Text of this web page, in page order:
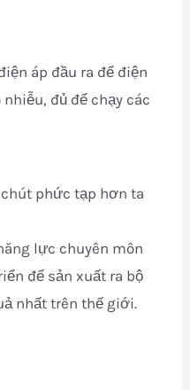
áp đầu ra để điện
đủ để chạy các
phức tạp hơn ta
lực chuyên môn
để sản xuất ra bộ
nhất trên thế giới.